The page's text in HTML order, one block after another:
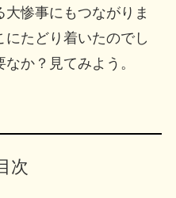
惨事にもつながりま
たどり着いたのでし
か？見てみよう。
次